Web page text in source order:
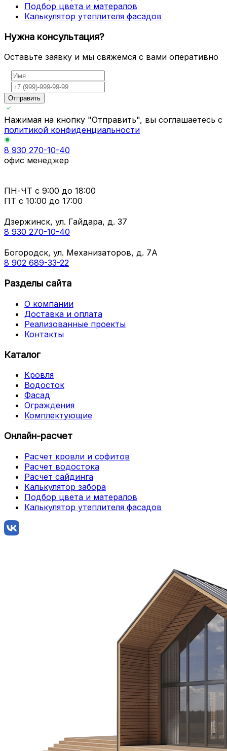
Подбор цвета и матералов
Калькулятор утеплителя фасадов
Нужна консультация?
Оставьте заявку и мы свяжемся с вами оперативно
Отправить
Нажимая на кнопку "Отправить", вы соглашаетесь с
политикой конфиденциальности
8 930 270-10-40
офис менеджер
ПН-ЧТ с 9:00 до 18:00
ПТ с 10:00 до 17:00
Дзержинск, ул. Гайдара, д. 37
8 930 270-10-40
Богородск, ул. Механизаторов, д. 7А
8 902 689-33-22
Разделы сайта
О компании
Доставка и оплата
Реализованные проекты
Контакты
Каталог
Кровля
Водосток
Фасад
Ограждения
Комплектующие
Онлайн-расчет
Расчет кровли и софитов
Расчет водостока
Расчет сайдинга
Калькулятор забора
Подбор цвета и матералов
Калькулятор утеплителя фасадов